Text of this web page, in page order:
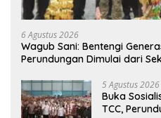
6 Agustus 2026
Wagub Sani: Bentengi
Perundungan Dimulai dari
5 Agustus 2026
Buka
TCC,